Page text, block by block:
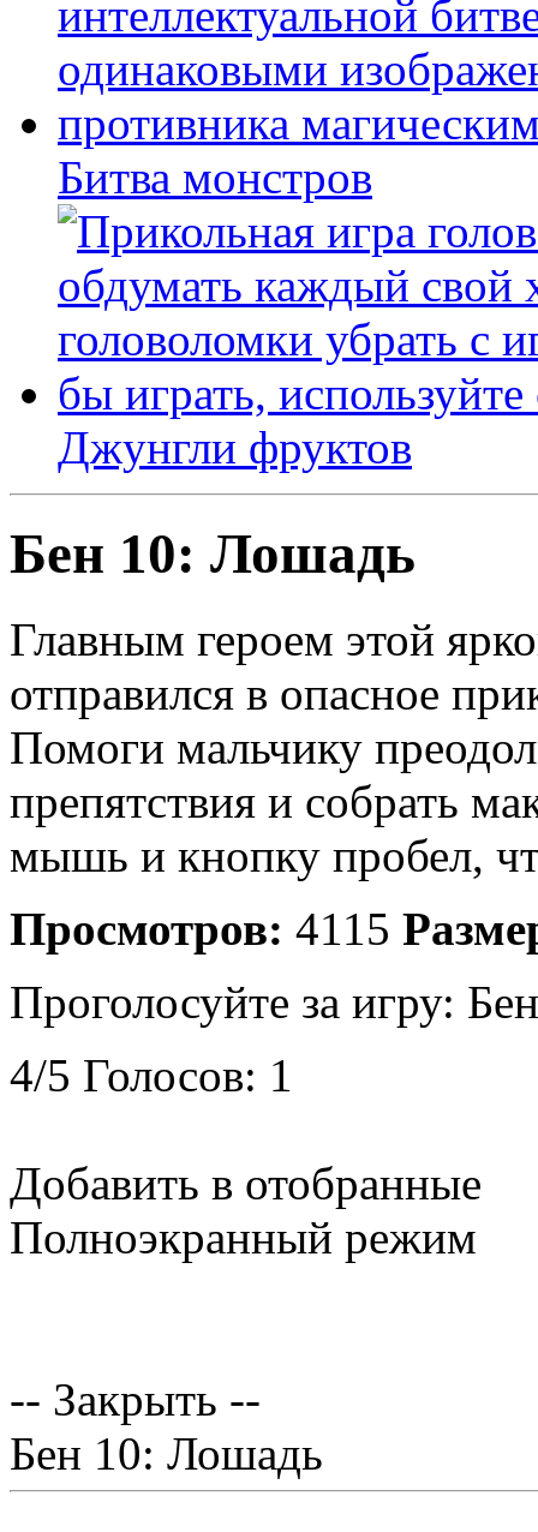
Битва монстров
Джунгли фруктов
Бен 10: Лошадь
Главным героем этой
отправился в опасное
Помоги мальчику
препятствия и собрать
мышь и кнопку пробел,
Просмотров: 4115
Проголосуйте за игру:
4/5 Голосов: 1
Добавить в отобранные
Полноэкранный режим
-- Закрыть --
Бен 10: Лошадь